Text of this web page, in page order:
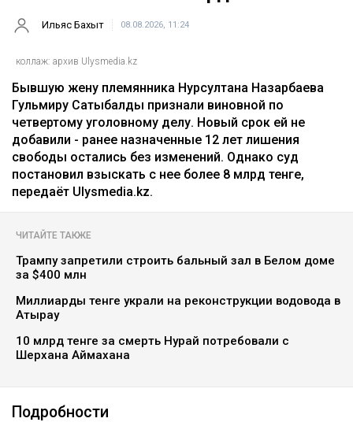
Ильяс Бахыт 08.08.2026, 11:24
коллаж: архив Ulysmedia.kz
Бывшую жену племянника Нурсултана Назарбаева
Гульмиру Сатыбалды признали виновной по
четвертому уголовному делу. Новый срок ей не
добавили - ранее назначенные 12 лет лишения
свободы остались без изменений. Однако суд
постановил взыскать с нее более 8 млрд тенге,
передаёт Ulysmedia.kz.
ЧИТАЙТЕ ТАКЖЕ
Трампу запретили строить бальный зал в Белом доме
за $400 млн
Миллиарды тенге украли на реконструкции водовода в
Атырау
10 млрд тенге за смерть Нурай потребовали с
Шерхана Аймахана
Подробности